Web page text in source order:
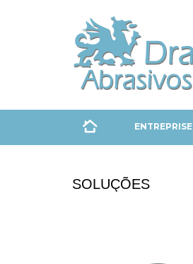
ENTREPRISE
SOLUÇÕES